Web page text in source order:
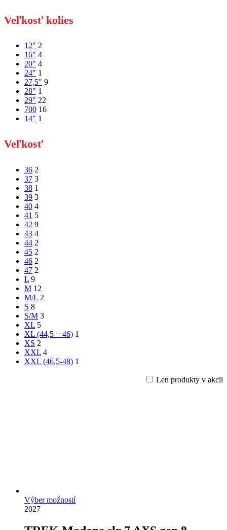
Veľkosť kolies
12" 2
16" 4
20" 4
24" 1
27,5" 9
28" 1
29" 22
700 16
14" 1
Veľkosť
36 2
37 3
38 1
39 3
40 4
41 5
42 9
43 4
44 2
45 2
46 2
47 2
L 9
M 12
M/L 2
S 8
S/M 3
XL 5
XL (44,5 − 46) 1
XS 2
XXL 4
XXL (46,5-48) 1
Len produkty v akcii
Výber možností
2027